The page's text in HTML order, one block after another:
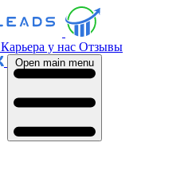
Карьера у нас Отзывы
Open main menu